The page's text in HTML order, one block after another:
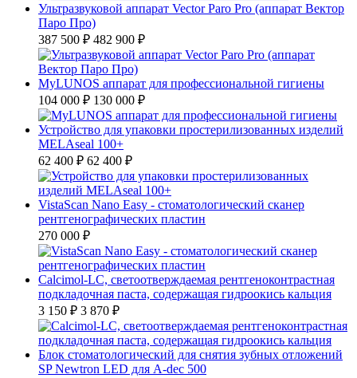
Ультразвуковой аппарат Vector Paro Pro (аппарат Вектор
Паро Про)
387 500 ₽ 482 900 ₽
MyLUNOS аппарат для профессиональной гигиены
104 000 ₽ 130 000 ₽
Устройство для упаковки простерилизованных изделий
MELAseal 100+
62 400 ₽ 62 400 ₽
VistaScan Nano Easy - стоматологический сканер
рентгенографических пластин
270 000 ₽
Calcimol-LC, светоотверждаемая рентгеноконтрастная
подкладочная паста, содержащая гидроокись кальция
3 150 ₽ 3 870 ₽
Блок стоматологический для снятия зубных отложений
SP Newtron LED для A-dec 500